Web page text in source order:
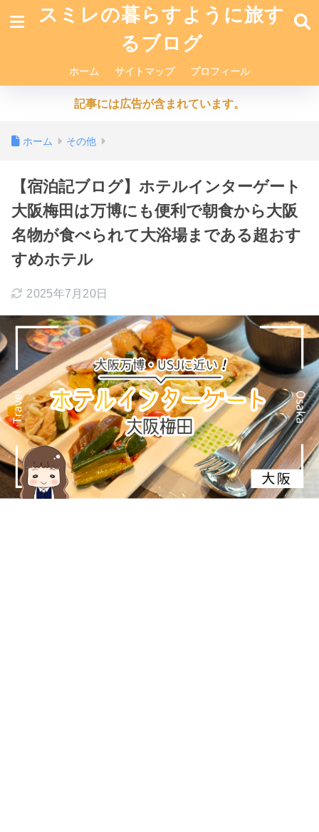
スミレの暮らすように旅す
るブログ
ホーム サイトマップ プロフィール
記事には広告が含まれています。
ホーム その他
【宿泊記ブログ】ホテルインターゲート
大阪梅田は万博にも便利で朝食から大阪
名物が食べられて大浴場まである超おす
すめホテル
2025年7月20日